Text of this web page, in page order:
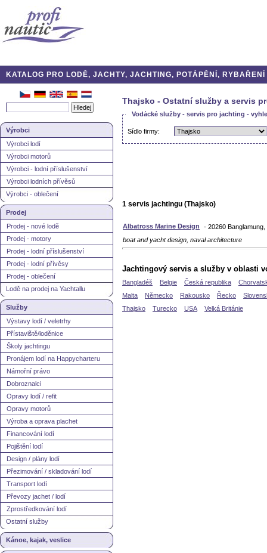
KATALOG PRO LODĚ, JACHTY, JACHTING, POTÁPĚNÍ,
Výrobci
Výrobci lodí
Výrobci motorů
Výrobci - lodní příslušenství
Výrobci lodních přívěsů
Výrobci - oblečení
Prodej
Prodej - nové lodě
Prodej - motory
Prodej - lodní příslušenství
Prodej - lodní přívěsy
Prodej - oblečení
Lodě na prodej na Yachtallu
Služby
Výstavy lodí / veletrhy
Přístaviště/loděnice
Školy jachtingu
Pronájem lodí na Happycharteru
Námořní právo
Dobroznalci
Opravy lodí / refit
Opravy motorů
Výroba a oprava plachet
Financování lodí
Pojištění lodí
Design / plány lodí
Přezimování / skladování lodí
Transport lodí
Převozy jachet / lodí
Zprostředkování lodí
Ostatní služby
Kánoe, kajak, veslice
Thajsko - Ostatní služby a servis
Vodácké služby - servis pro jachting -
Sídlo firmy:
1 servis jachtingu (Thajsko)
Albatross Marine Design
- 20260
boat and yacht design, naval architecture
Jachtingový servis a služby v oblasti
Bangladéš Belgie Česká republika
Malta
Německo Rakousko Řecko
Thajsko
Turecko USA Velká Británie